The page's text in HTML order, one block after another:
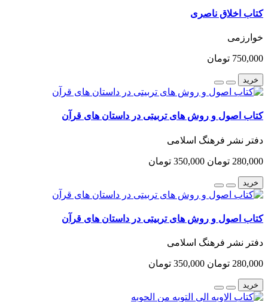
کتاب اخلاق ناصری
خوارزمی
750,000 تومان
خرید
کتاب اصول و روش های تربیتی در داستان های قرآن
دفتر نشر فرهنگ اسلامی
280,000 تومان 350,000 تومان
خرید
کتاب اصول و روش های تربیتی در داستان های قرآن
دفتر نشر فرهنگ اسلامی
280,000 تومان 350,000 تومان
خرید